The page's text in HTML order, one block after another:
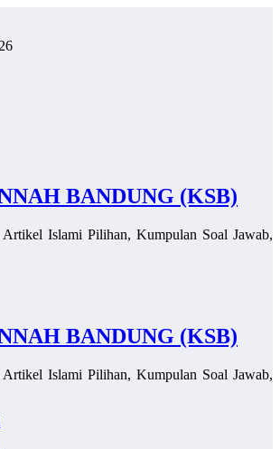
BANDUNG (KSB)
Islami Pilihan, Kumpulan Soal Jawab,
BANDUNG (KSB)
Islami Pilihan, Kumpulan Soal Jawab,